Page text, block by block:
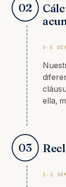
02
3-5
ella,
03
1-2